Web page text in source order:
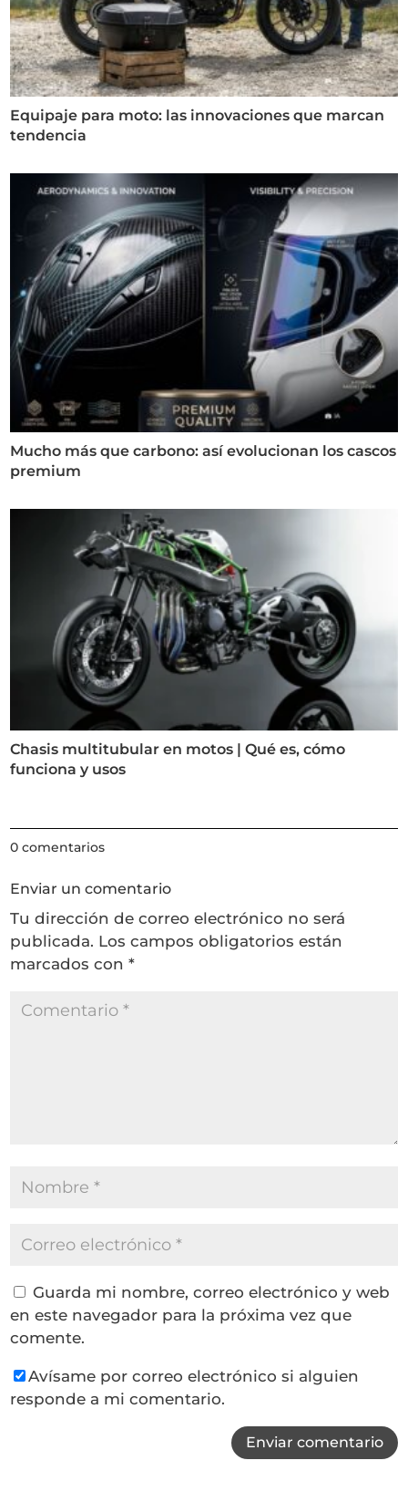
Equipaje para moto: las innovaciones que marcan
tendencia
Mucho más que carbono: así evolucionan los cascos
premium
Chasis multitubular en motos | Qué es, cómo
funciona y usos
0 comentarios
Enviar un comentario
Tu dirección de correo electrónico no será
publicada. Los campos obligatorios están
marcados con*
Guarda mi nombre, correo electrónico y web
en este navegador para la próxima vez que
comente.
Avísame por correo electrónico si alguien
responde a mi comentario.
Enviar comentario